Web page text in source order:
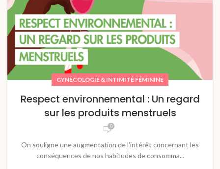
GYNÉCOLOGIE & INTIMITÉ FÉMININE
Respect environnemental : Un regard
sur les produits menstruels
0
On souligne une augmentation de l'intérêt concernant les
conséquences de nos habitudes de consomma...